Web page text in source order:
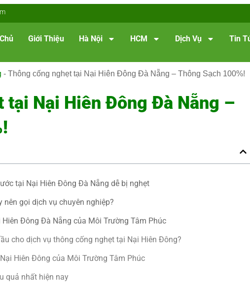
Giới Thiệu Hà Nội HCM Dịch Vụ Tin
- Thông cống nghẹt tại Nại Hiên Đông Đà Nẵng – Thông Sạch 100%!
tại Nại Hiên Đông Đà Nẵng –
tại Nại Hiên Đông Đà Nẵng dễ bị nghẹt
gọi dịch vụ chuyên nghiệp?
Đông Đà Nẵng của Môi Trường Tâm Phúc
cho dịch vụ thông cống nghẹt tại Nại Hiên Đông?
Hiên Đông của Môi Trường Tâm Phúc
quả nhất hiện nay